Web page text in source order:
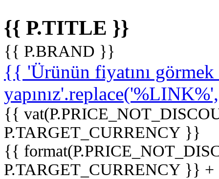
{{ P.TITLE }}
{{ P.BRAND }}
{{ 'Ürünün fiyatını
{{
P.TARGET_CURRENCY }}
{{
P.TARGET_CURRENCY }}